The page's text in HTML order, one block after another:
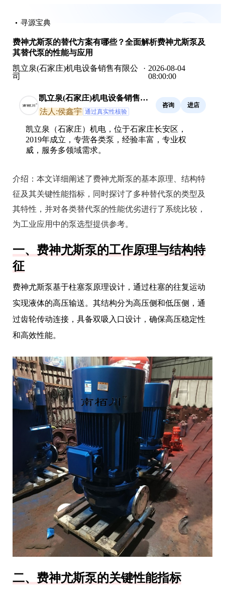
寻源宝典
费神尤斯泵的替代方案有哪些？全面解析费神尤斯泵及
其替代泵的性能与应用
凯立泉(石家庄)机电设备销售有限公
司
· 2026-08-04
08:00:00
凯立泉(石家庄)机电设备销售有
限公司
法人:侯鑫宇 通过真实性核验
咨询 进店
凯立泉（石家庄）机电，位于石家庄长安区，
2019年成立，专营各类泵，经验丰富，专业权
威，服务多领域需求。
介绍： 本文详细阐述了费神尤斯泵的基本原理、结构特
征及其关键性能指标，同时探讨了多种替代泵的类型及
其特性，并对各类替代泵的性能优劣进行了系统比较，
为工业应用中的泵选型提供参考。
一、费神尤斯泵的工作原理与结构特
征
费神尤斯泵基于柱塞泵原理设计，通过柱塞的往复运动
实现液体的高压输送。其结构分为高压侧和低压侧，通
过齿轮传动连接，具备双吸入口设计，确保高压稳定性
和高效性能。
二、费神尤斯泵的关键性能指标